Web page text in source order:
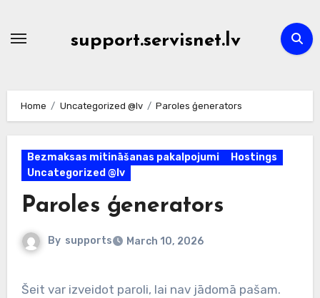
support.servisnet.lv
Home Uncategorized @lv Paroles ģenerators
Bezmaksas mitināšanas pakalpojumi
Hostings
Uncategorized @lv
Paroles ģenerators
By supports March 10, 2026
Šeit var izveidot paroli, lai nav jādomā pašam.